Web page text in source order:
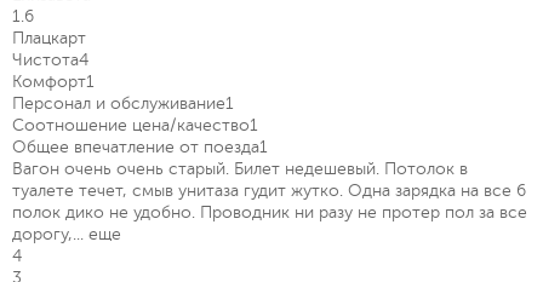
1.6
Плацкарт
Чистота4
Комфорт1
Персонал и обслуживание1
Соотношение цена/качество1
Общее впечатление от поезда1
Вагон очень очень старый. Билет недешевый. Потолок в
туалете течет, смыв унитаза гудит жутко. Одна зарядка на все 6
полок дико не удобно. Проводник ни разу не протер пол за все
дорогу,... еще
4
3